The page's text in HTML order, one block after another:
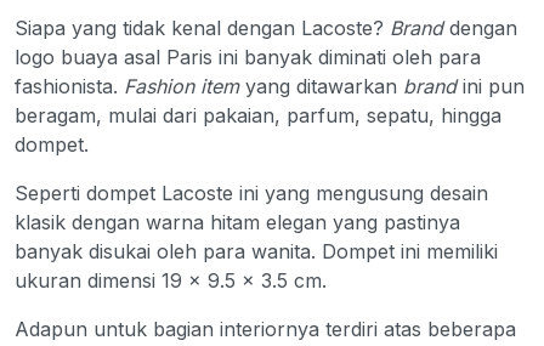
Siapa yang tidak kenal dengan Lacoste? Branddengan
logo buaya asal Paris ini banyak diminati oleh para
fashionista. Fashion item yang ditawarkan brandini pun
beragam, mulai dari pakaian, parfum, sepatu, hingga
dompet.
Seperti dompet Lacoste ini yang mengusung desain
klasik dengan warna hitam elegan yang pastinya
banyak disukai oleh para wanita. Dompet ini memiliki
ukuran dimensi 19 x 9.5 x 3.5 cm.
Adapun untuk bagian interiornya terdiri atas beberapa